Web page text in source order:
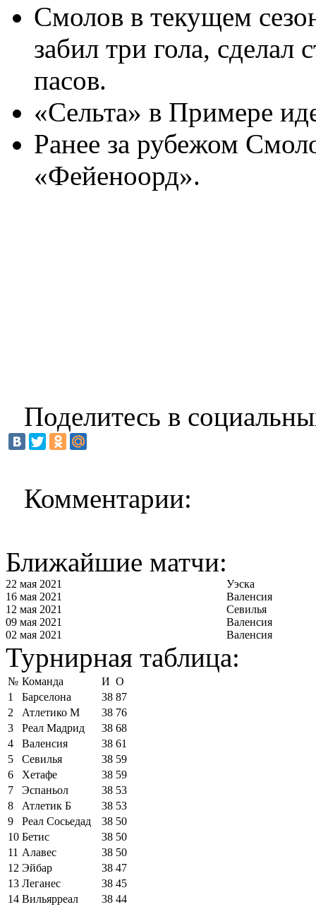
Смолов в текущем
забил три гола, сделал
пасов.
«Сельта» в Примере
Ранее за рубежом
«Фейеноорд».
Поделитесь в
Комментарии:
Ближайшие матчи:
22 мая 2021
Уэска
16 мая 2021
Валенсия
12 мая 2021
Севилья
09 мая 2021
Валенсия
02 мая 2021
Валенсия
Турнирная таблица:
№ Команда И О
1
Барселона 38 87
2
Атлетико М 38 76
3
Реал Мадрид 38 68
4
Валенсия 38 61
5
Севилья 38 59
6
Хетафе 38 59
7
Эспаньол 38 53
8
Атлетик Б 38 53
9
Реал Сосьедад 38 50
10 Бетис 38 50
11 Алавес 38 50
12 Эйбар 38 47
13 Леганес 38 45
14 Вильярреал 38 44